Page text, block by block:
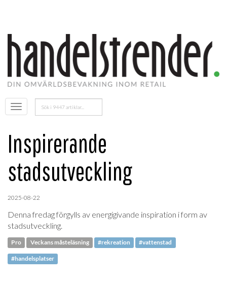
Öppna
menyn
Sök
efter:
Inspirerande
stadsutveckling
2025-08-22
Denna fredag förgylls av energigivande inspiration i form av
stadsutveckling.
Pro Veckans måsteläsning #rekreation #vattenstad
#handelsplatser